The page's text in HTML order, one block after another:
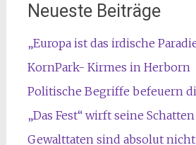
Neueste Beiträge
„Europa ist das irdische
KornPark- Kirmes in Herborn
Politische Begriffe befeuern
„Das Fest“ wirft seine
Gewalttaten sind absolut